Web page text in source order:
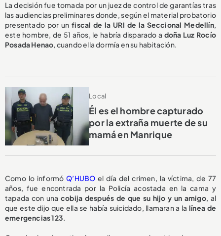
La decisión fue tomada por un juez de control de garantías tras
las audiencias preliminares donde, según el material probatorio
presentado por unfiscal de la URI de la Seccional Medellín,
este hombre, de 51 años, le habría disparado a doña Luz Rocío
Posada Henao, cuando ella dormía en su habitación.
Local
Él es el hombre capturado
por la extraña muerte de su
mamá en Manrique
Como lo informóQ’HUBO el día del crimen, la víctima, de 77
años, fue encontrada por la Policía acostada en la cama y
tapada con unacobija después de que su hijo y un amigo, al
que este dijo que ella se había suicidado, llamaran a lalínea de
emergencias 123.